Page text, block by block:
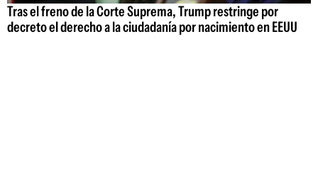
Tras el freno de la Corte Suprema, Trump restringe por
decreto el derecho a la ciudadanía por nacimiento en EEUU